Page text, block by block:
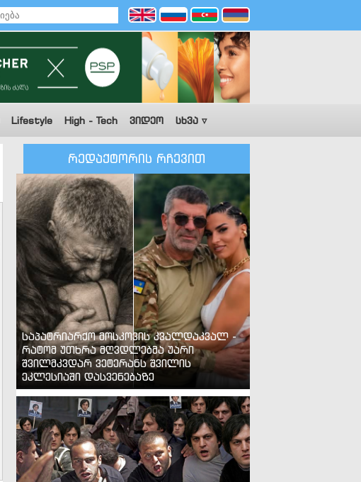
Lifestyle High - Tech ვიდეო სხვა ▿
რედაქტორის რჩევით
საპატრიარქო მოსკოვის კვალდაკვალ -
რატომ უთხრა მღვდლებმა უარი
შვილმკვდარ ვეტერანს შვილის
ეკლესიაში დასვენებაზე